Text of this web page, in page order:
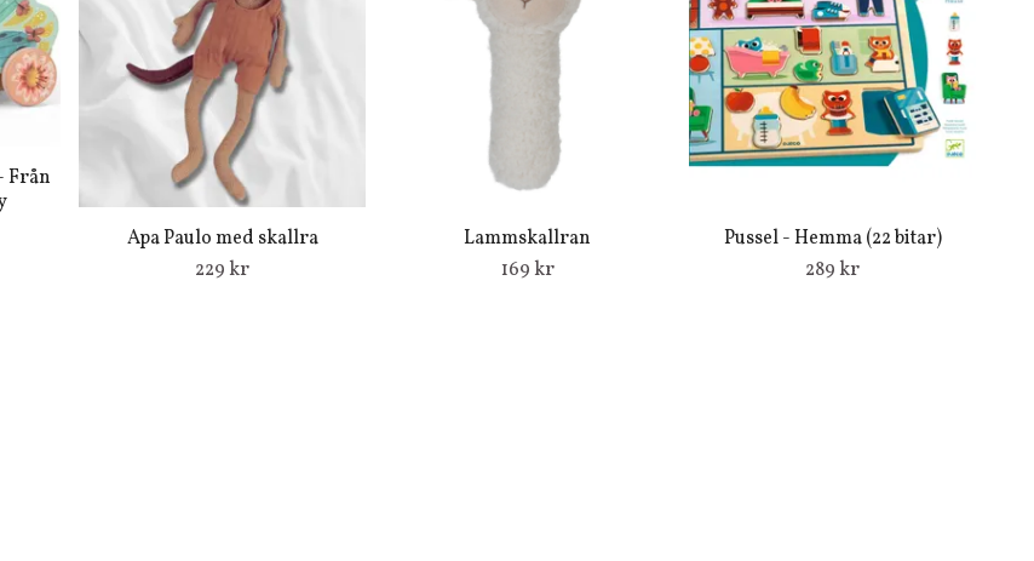
Från
Apa Paulo med skallra
229 kr
Lammskallran
169 kr
Pussel - Hemma (22 bitar)
289 kr